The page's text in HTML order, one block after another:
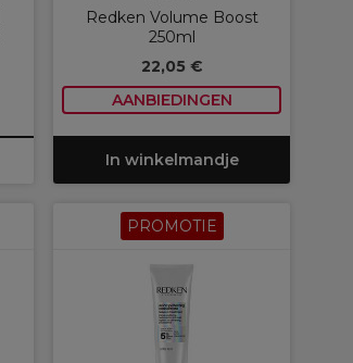
Redken Volume Boost
250ml
22,05 €
AANBIEDINGEN
In winkelmandje
PROMOTIE